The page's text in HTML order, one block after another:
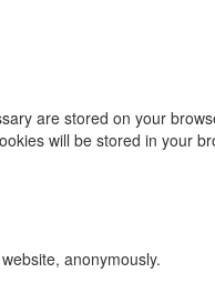
are stored on your
will be stored in your
anonymously.